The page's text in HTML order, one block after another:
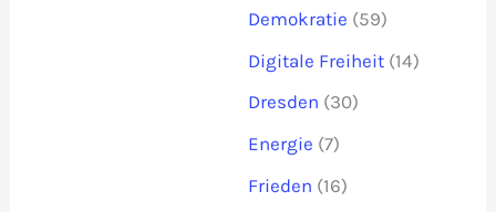
Demokratie (59)
Digitale Freiheit (14)
Dresden (30)
Energie (7)
Frieden (16)